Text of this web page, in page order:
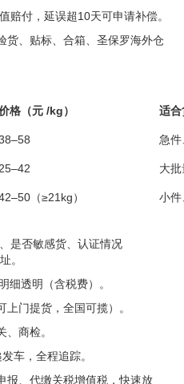
赔付，延误超10天可申请补偿。
货、贴标、合箱、圣保罗海外仓
格（元 /kg） 适合
急件
25–42 大
（≥21kg）
小件
是否敏感货、认证情况
。
细透明（含税费）。
门提货，全国可揽）。
商检。
车，全程追踪。
报、代缴关税增值税，快速放